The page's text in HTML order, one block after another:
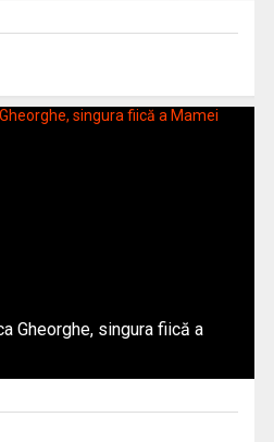
Gheorghe, singura fiică a